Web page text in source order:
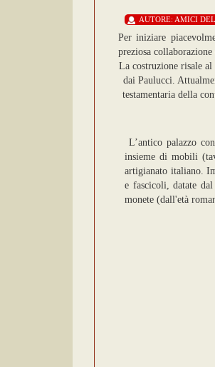
AUTORE: AMICI
Per iniziare
preziosa collaborazione
La costruzione risale
dai Paulucci.
testamentaria della
L’antico palazzo
insieme di mobili
artigianato italiano.
e fascicoli, datate dal
monete (dall'età